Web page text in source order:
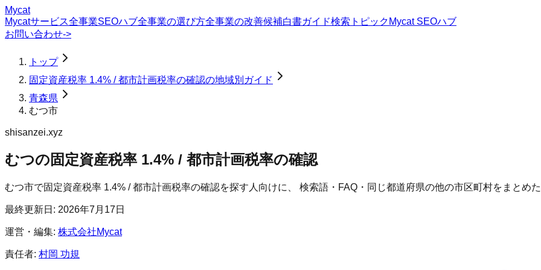
Mycat
Mycatサービス全事業SEOハブ全事業の選び方全事業の改善候補白書ガイド検索トピック Mycat SEOハブ
お問い合わせ->
トップ
固定資産税率 1.4% / 都市計画税率の確認の地域別ガイド
青森県
むつ市
shisanzei.xyz
むつの固定資産税率 1.4% / 都市計画税率の確認
むつ市で固定資産税率 1.4% / 都市計画税率の確認を探す人向けに、 検索語・FAQ・同じ都道府県の他の市区町村をまとめ
最終更新日: 2026年7月17日
運営・編集: 株式会社Mycat
責任者: 村岡 功規